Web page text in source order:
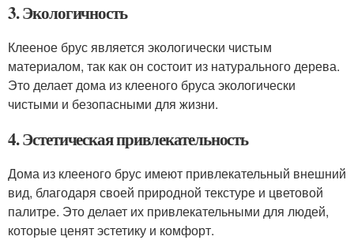
3. Экологичность
Клееное брус является экологически чистым
материалом, так как он состоит из натурального дерева.
Это делает дома из клееного бруса экологически
чистыми и безопасными для жизни.
4. Эстетическая привлекательность
Дома из клееного брус имеют привлекательный внешний
вид, благодаря своей природной текстуре и цветовой
палитре. Это делает их привлекательными для людей,
которые ценят эстетику и комфорт.